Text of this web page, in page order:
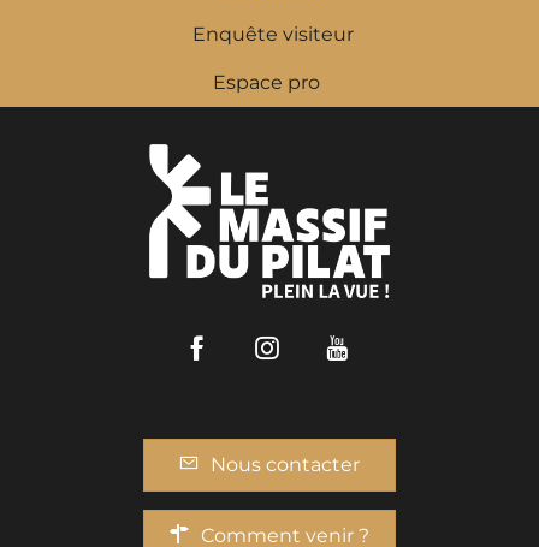
Enquête visiteur
Espace pro
FacebookInstagram
Nous contacter
Comment venir ?